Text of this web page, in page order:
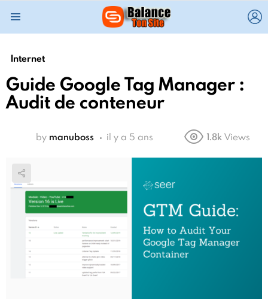
Internet
Guide Google Tag Manager :
Audit de conteneur
by manuboss il y a 5 ans 1.8k Views